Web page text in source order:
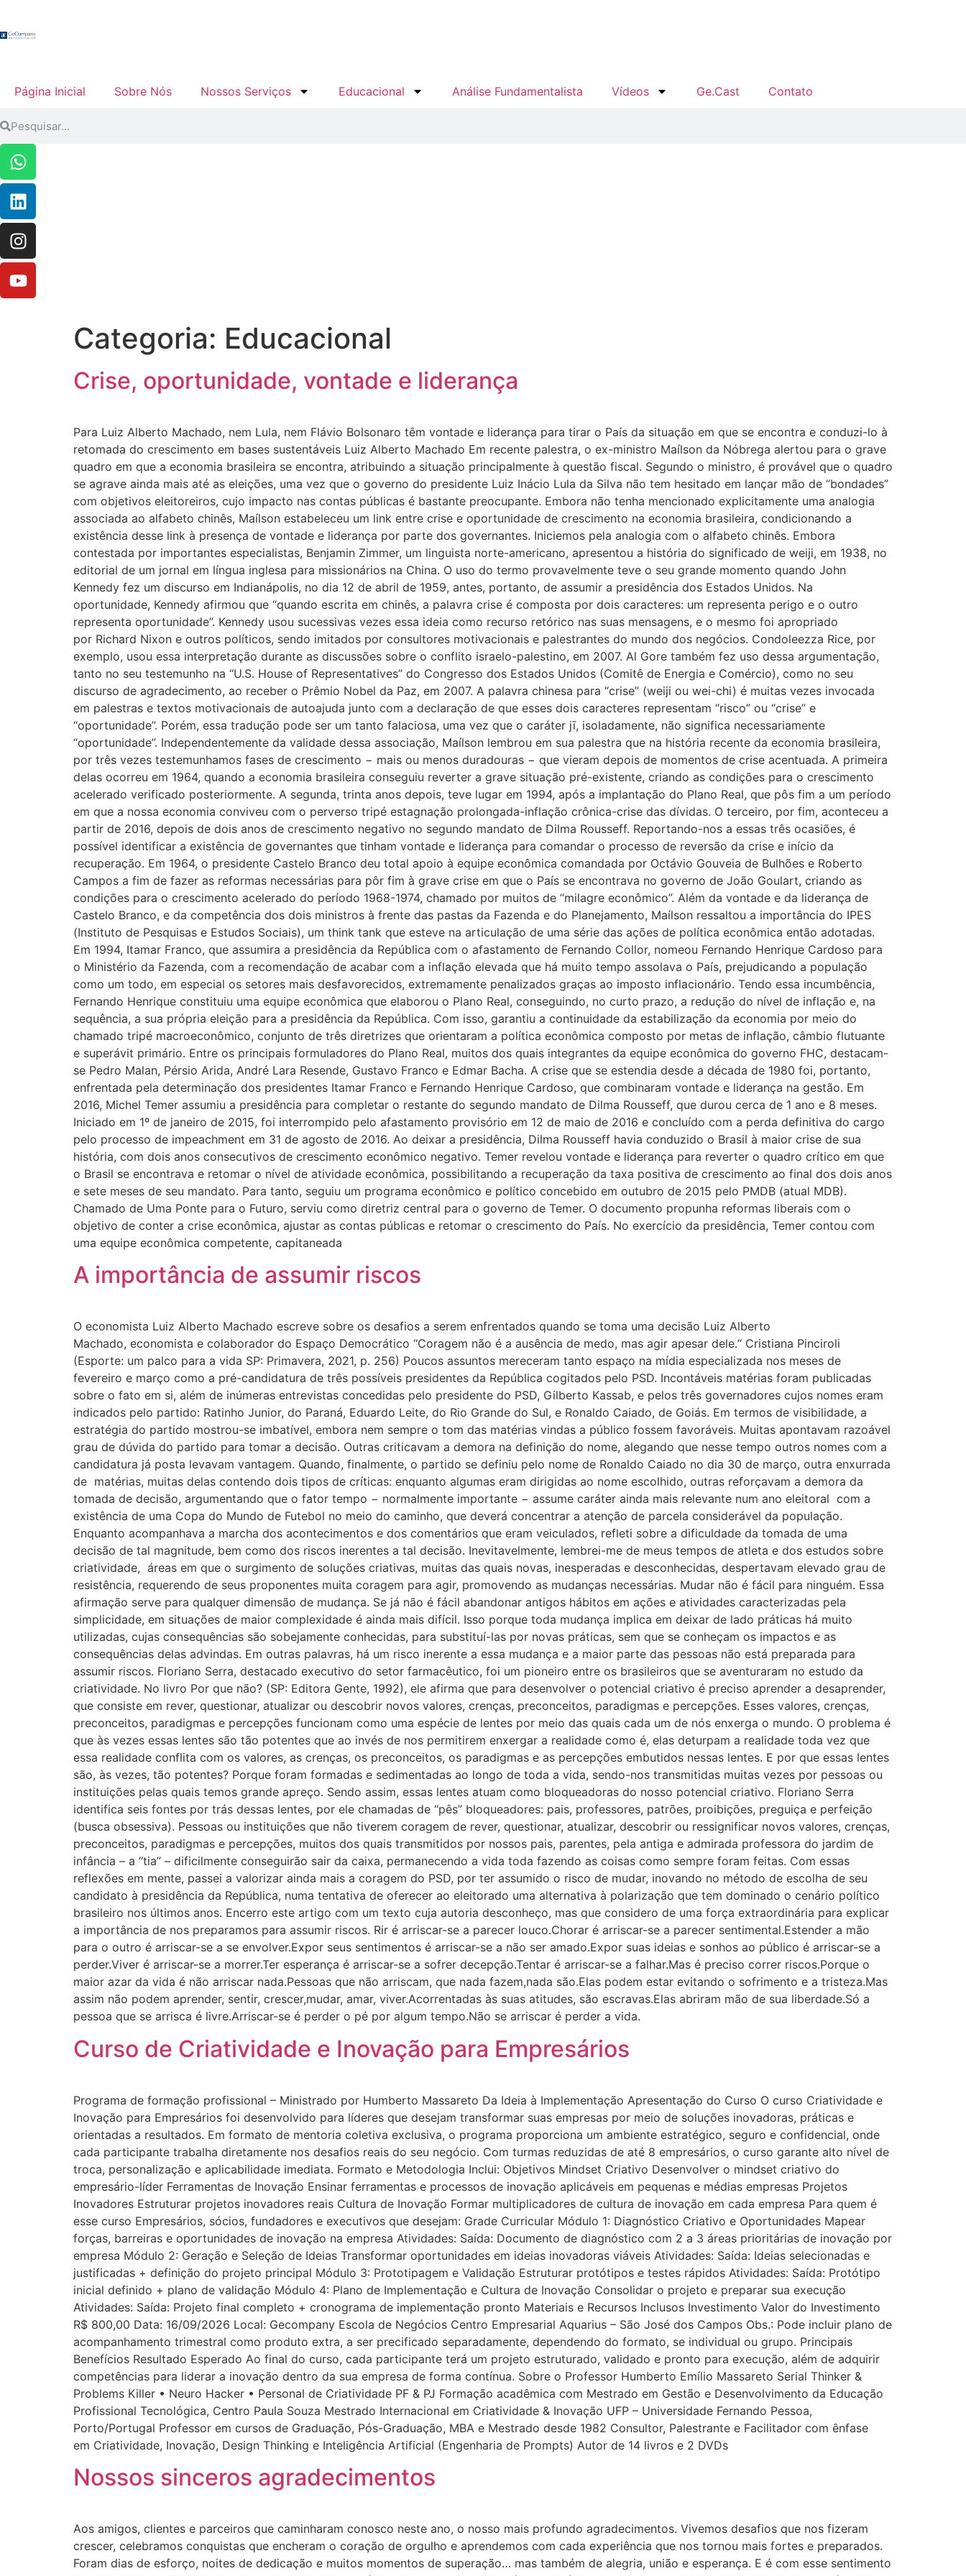
Página Inicial Sobre Nós Nossos Serviços Educacional Análise Fundamentalista Vídeos Ge.Cast Contato
Categoria: Educacional
Crise, oportunidade, vontade e liderança
Para Luiz Alberto Machado, nem Lula, nem Flávio Bolsonaro têm vontade e liderança para tirar o País da situação em que se encontra e conduzi-lo à
retomada do crescimento em bases sustentáveis Luiz Alberto Machado Em recente palestra, o ex-ministro Maílson da Nóbrega alertou para o grave
quadro em que a economia brasileira se encontra, atribuindo a situação principalmente à questão fiscal. Segundo o ministro, é provável que o quadro
se agrave ainda mais até as eleições, uma vez que o governo do presidente Luiz Inácio Lula da Silva não tem hesitado em lançar mão de “bondades”
com objetivos eleitoreiros, cujo impacto nas contas públicas é bastante preocupante. Embora não tenha mencionado explicitamente uma analogia
associada ao alfabeto chinês, Maílson estabeleceu um link entre crise e oportunidade de crescimento na economia brasileira, condicionando a
existência desse link à presença de vontade e liderança por parte dos governantes. Iniciemos pela analogia com o alfabeto chinês. Embora
contestada por importantes especialistas, Benjamin Zimmer, um linguista norte-americano, apresentou a história do significado de weiji, em 1938, no
editorial de um jornal em língua inglesa para missionários na China. O uso do termo provavelmente teve o seu grande momento quando John
Kennedy fez um discurso em Indianápolis, no dia 12 de abril de 1959, antes, portanto, de assumir a presidência dos Estados Unidos. Na
oportunidade, Kennedy afirmou que “quando escrita em chinês, a palavra crise é composta por dois caracteres: um representa perigo e o outro
representa oportunidade”. Kennedy usou sucessivas vezes essa ideia como recurso retórico nas suas mensagens, e o mesmo foi apropriado
por Richard Nixon e outros políticos, sendo imitados por consultores motivacionais e palestrantes do mundo dos negócios. Condoleezza Rice, por
exemplo, usou essa interpretação durante as discussões sobre o conflito israelo-palestino, em 2007. Al Gore também fez uso dessa argumentação,
tanto no seu testemunho na “U.S. House of Representatives” do Congresso dos Estados Unidos (Comitê de Energia e Comércio), como no seu
discurso de agradecimento, ao receber o Prêmio Nobel da Paz, em 2007. A palavra chinesa para “crise” (weiji ou wei-chi) é muitas vezes invocada
em palestras e textos motivacionais de autoajuda junto com a declaração de que esses dois caracteres representam “risco” ou “crise” e
“oportunidade”. Porém, essa tradução pode ser um tanto falaciosa, uma vez que o caráter jī, isoladamente, não significa necessariamente
“oportunidade”. Independentemente da validade dessa associação, Maílson lembrou em sua palestra que na história recente da economia brasileira,
por três vezes testemunhamos fases de crescimento − mais ou menos duradouras − que vieram depois de momentos de crise acentuada. A primeira
delas ocorreu em 1964, quando a economia brasileira conseguiu reverter a grave situação pré-existente, criando as condições para o crescimento
acelerado verificado posteriormente. A segunda, trinta anos depois, teve lugar em 1994, após a implantação do Plano Real, que pôs fim a um período
em que a nossa economia conviveu com o perverso tripé estagnação prolongada-inflação crônica-crise das dívidas. O terceiro, por fim, aconteceu a
partir de 2016, depois de dois anos de crescimento negativo no segundo mandato de Dilma Rousseff. Reportando-nos a essas três ocasiões, é
possível identificar a existência de governantes que tinham vontade e liderança para comandar o processo de reversão da crise e início da
recuperação. Em 1964, o presidente Castelo Branco deu total apoio à equipe econômica comandada por Octávio Gouveia de Bulhões e Roberto
Campos a fim de fazer as reformas necessárias para pôr fim à grave crise em que o País se encontrava no governo de João Goulart, criando as
condições para o crescimento acelerado do período 1968-1974, chamado por muitos de “milagre econômico”. Além da vontade e da liderança de
Castelo Branco, e da competência dos dois ministros à frente das pastas da Fazenda e do Planejamento, Maílson ressaltou a importância do IPES
(Instituto de Pesquisas e Estudos Sociais), um think tank que esteve na articulação de uma série das ações de política econômica então adotadas.
Em 1994, Itamar Franco, que assumira a presidência da República com o afastamento de Fernando Collor, nomeou Fernando Henrique Cardoso para
o Ministério da Fazenda, com a recomendação de acabar com a inflação elevada que há muito tempo assolava o País, prejudicando a população
como um todo, em especial os setores mais desfavorecidos, extremamente penalizados graças ao imposto inflacionário. Tendo essa incumbência,
Fernando Henrique constituiu uma equipe econômica que elaborou o Plano Real, conseguindo, no curto prazo, a redução do nível de inflação e, na
sequência, a sua própria eleição para a presidência da República. Com isso, garantiu a continuidade da estabilização da economia por meio do
chamado tripé macroeconômico, conjunto de três diretrizes que orientaram a política econômica composto por metas de inflação, câmbio flutuante
e superávit primário. Entre os principais formuladores do Plano Real, muitos dos quais integrantes da equipe econômica do governo FHC, destacam-
se Pedro Malan, Pérsio Arida, André Lara Resende, Gustavo Franco e Edmar Bacha. A crise que se estendia desde a década de 1980 foi, portanto,
enfrentada pela determinação dos presidentes Itamar Franco e Fernando Henrique Cardoso, que combinaram vontade e liderança na gestão. Em
2016, Michel Temer assumiu a presidência para completar o restante do segundo mandato de Dilma Rousseff, que durou cerca de 1 ano e 8 meses.
Iniciado em 1º de janeiro de 2015, foi interrompido pelo afastamento provisório em 12 de maio de 2016 e concluído com a perda definitiva do cargo
pelo processo de impeachment em 31 de agosto de 2016. Ao deixar a presidência, Dilma Rousseff havia conduzido o Brasil à maior crise de sua
história, com dois anos consecutivos de crescimento econômico negativo. Temer revelou vontade e liderança para reverter o quadro crítico em que
o Brasil se encontrava e retomar o nível de atividade econômica, possibilitando a recuperação da taxa positiva de crescimento ao final dos dois anos
e sete meses de seu mandato. Para tanto, seguiu um programa econômico e político concebido em outubro de 2015 pelo PMDB (atual MDB).
Chamado de Uma Ponte para o Futuro, serviu como diretriz central para o governo de Temer. O documento propunha reformas liberais com o
objetivo de conter a crise econômica, ajustar as contas públicas e retomar o crescimento do País. No exercício da presidência, Temer contou com
uma equipe econômica competente, capitaneada
A importância de assumir riscos
O economista Luiz Alberto Machado escreve sobre os desafios a serem enfrentados quando se toma uma decisão Luiz Alberto
Machado, economista e colaborador do Espaço Democrático “Coragem não é a ausência de medo, mas agir apesar dele.“ Cristiana Pinciroli
(Esporte: um palco para a vida SP: Primavera, 2021, p. 256) Poucos assuntos mereceram tanto espaço na mídia especializada nos meses de
fevereiro e março como a pré-candidatura de três possíveis presidentes da República cogitados pelo PSD. Incontáveis matérias foram publicadas
sobre o fato em si, além de inúmeras entrevistas concedidas pelo presidente do PSD, Gilberto Kassab, e pelos três governadores cujos nomes eram
indicados pelo partido: Ratinho Junior, do Paraná, Eduardo Leite, do Rio Grande do Sul, e Ronaldo Caiado, de Goiás. Em termos de visibilidade, a
estratégia do partido mostrou-se imbatível, embora nem sempre o tom das matérias vindas a público fossem favoráveis. Muitas apontavam razoável
grau de dúvida do partido para tomar a decisão. Outras criticavam a demora na definição do nome, alegando que nesse tempo outros nomes com a
candidatura já posta levavam vantagem. Quando, finalmente, o partido se definiu pelo nome de Ronaldo Caiado no dia 30 de março, outra enxurrada
de matérias, muitas delas contendo dois tipos de críticas: enquanto algumas eram dirigidas ao nome escolhido, outras reforçavam a demora da
tomada de decisão, argumentando que o fator tempo − normalmente importante − assume caráter ainda mais relevante num ano eleitoral com a
existência de uma Copa do Mundo de Futebol no meio do caminho, que deverá concentrar a atenção de parcela considerável da população.
Enquanto acompanhava a marcha dos acontecimentos e dos comentários que eram veiculados, refleti sobre a dificuldade da tomada de uma
decisão de tal magnitude, bem como dos riscos inerentes a tal decisão. Inevitavelmente, lembrei-me de meus tempos de atleta e dos estudos sobre
criatividade, áreas em que o surgimento de soluções criativas, muitas das quais novas, inesperadas e desconhecidas, despertavam elevado grau de
resistência, requerendo de seus proponentes muita coragem para agir, promovendo as mudanças necessárias. Mudar não é fácil para ninguém. Essa
afirmação serve para qualquer dimensão de mudança. Se já não é fácil abandonar antigos hábitos em ações e atividades caracterizadas pela
simplicidade, em situações de maior complexidade é ainda mais difícil. Isso porque toda mudança implica em deixar de lado práticas há muito
utilizadas, cujas consequências são sobejamente conhecidas, para substituí-las por novas práticas, sem que se conheçam os impactos e as
consequências delas advindas. Em outras palavras, há um risco inerente a essa mudança e a maior parte das pessoas não está preparada para
assumir riscos. Floriano Serra, destacado executivo do setor farmacêutico, foi um pioneiro entre os brasileiros que se aventuraram no estudo da
criatividade. No livro Por que não? (SP: Editora Gente, 1992), ele afirma que para desenvolver o potencial criativo é preciso aprender a desaprender,
que consiste em rever, questionar, atualizar ou descobrir novos valores, crenças, preconceitos, paradigmas e percepções. Esses valores, crenças,
preconceitos, paradigmas e percepções funcionam como uma espécie de lentes por meio das quais cada um de nós enxerga o mundo. O problema é
que às vezes essas lentes são tão potentes que ao invés de nos permitirem enxergar a realidade como é, elas deturpam a realidade toda vez que
essa realidade conflita com os valores, as crenças, os preconceitos, os paradigmas e as percepções embutidos nessas lentes. E por que essas lentes
são, às vezes, tão potentes? Porque foram formadas e sedimentadas ao longo de toda a vida, sendo-nos transmitidas muitas vezes por pessoas ou
instituições pelas quais temos grande apreço. Sendo assim, essas lentes atuam como bloqueadoras do nosso potencial criativo. Floriano Serra
identifica seis fontes por trás dessas lentes, por ele chamadas de “pês” bloqueadores: pais, professores, patrões, proibições, preguiça e perfeição
(busca obsessiva). Pessoas ou instituições que não tiverem coragem de rever, questionar, atualizar, descobrir ou ressignificar novos valores, crenças,
preconceitos, paradigmas e percepções, muitos dos quais transmitidos por nossos pais, parentes, pela antiga e admirada professora do jardim de
infância – a “tia” – dificilmente conseguirão sair da caixa, permanecendo a vida toda fazendo as coisas como sempre foram feitas. Com essas
reflexões em mente, passei a valorizar ainda mais a coragem do PSD, por ter assumido o risco de mudar, inovando no método de escolha de seu
candidato à presidência da República, numa tentativa de oferecer ao eleitorado uma alternativa à polarização que tem dominado o cenário político
brasileiro nos últimos anos. Encerro este artigo com um texto cuja autoria desconheço, mas que considero de uma força extraordinária para explicar
a importância de nos preparamos para assumir riscos. Rir é arriscar-se a parecer louco.Chorar é arriscar-se a parecer sentimental.Estender a mão
para o outro é arriscar-se a se envolver.Expor seus sentimentos é arriscar-se a não ser amado.Expor suas ideias e sonhos ao público é arriscar-se a
perder.Viver é arriscar-se a morrer.Ter esperança é arriscar-se a sofrer decepção.Tentar é arriscar-se a falhar.Mas é preciso correr riscos.Porque o
maior azar da vida é não arriscar nada.Pessoas que não arriscam, que nada fazem,nada são.Elas podem estar evitando o sofrimento e a tristeza.Mas
assim não podem aprender, sentir, crescer,mudar, amar, viver.Acorrentadas às suas atitudes, são escravas.Elas abriram mão de sua liberdade.Só a
pessoa que se arrisca é livre.Arriscar-se é perder o pé por algum tempo.Não se arriscar é perder a vida.
Curso de Criatividade e Inovação para Empresários
Programa de formação profissional – Ministrado por Humberto Massareto Da Ideia à Implementação Apresentação do Curso O curso Criatividade e
Inovação para Empresários foi desenvolvido para líderes que desejam transformar suas empresas por meio de soluções inovadoras, práticas e
orientadas a resultados. Em formato de mentoria coletiva exclusiva, o programa proporciona um ambiente estratégico, seguro e confidencial, onde
cada participante trabalha diretamente nos desafios reais do seu negócio. Com turmas reduzidas de até 8 empresários, o curso garante alto nível de
troca, personalização e aplicabilidade imediata. Formato e Metodologia Inclui: Objetivos Mindset Criativo Desenvolver o mindset criativo do
empresário-líder Ferramentas de Inovação Ensinar ferramentas e processos de inovação aplicáveis em pequenas e médias empresas Projetos
Inovadores Estruturar projetos inovadores reais Cultura de Inovação Formar multiplicadores de cultura de inovação em cada empresa Para quem é
esse curso Empresários, sócios, fundadores e executivos que desejam: Grade Curricular Módulo 1: Diagnóstico Criativo e Oportunidades Mapear
forças, barreiras e oportunidades de inovação na empresa Atividades: Saída: Documento de diagnóstico com 2 a 3 áreas prioritárias de inovação por
empresa Módulo 2: Geração e Seleção de Ideias Transformar oportunidades em ideias inovadoras viáveis Atividades: Saída: Ideias selecionadas e
justificadas + definição do projeto principal Módulo 3: Prototipagem e Validação Estruturar protótipos e testes rápidos Atividades: Saída: Protótipo
inicial definido + plano de validação Módulo 4: Plano de Implementação e Cultura de Inovação Consolidar o projeto e preparar sua execução
Atividades: Saída: Projeto final completo + cronograma de implementação pronto Materiais e Recursos Inclusos Investimento Valor do Investimento
R$ 800,00 Data: 16/09/2026 Local: Gecompany Escola de Negócios Centro Empresarial Aquarius – São José dos Campos Obs.: Pode incluir plano de
acompanhamento trimestral como produto extra, a ser precificado separadamente, dependendo do formato, se individual ou grupo. Principais
Benefícios Resultado Esperado Ao final do curso, cada participante terá um projeto estruturado, validado e pronto para execução, além de adquirir
competências para liderar a inovação dentro da sua empresa de forma contínua. Sobre o Professor Humberto Emílio Massareto Serial Thinker &
Problems Killer • Neuro Hacker • Personal de Criatividade PF & PJ Formação acadêmica com Mestrado em Gestão e Desenvolvimento da Educação
Profissional Tecnológica, Centro Paula Souza Mestrado Internacional em Criatividade & Inovação UFP – Universidade Fernando Pessoa,
Porto/Portugal Professor em cursos de Graduação, Pós-Graduação, MBA e Mestrado desde 1982 Consultor, Palestrante e Facilitador com ênfase
em Criatividade, Inovação, Design Thinking e Inteligência Artificial (Engenharia de Prompts) Autor de 14 livros e 2 DVDs
Nossos sinceros agradecimentos
Aos amigos, clientes e parceiros que caminharam conosco neste ano, o nosso mais profundo agradecimentos. Vivemos desafios que nos fizeram
crescer, celebramos conquistas que encheram o coração de orgulho e aprendemos com cada experiência que nos tornou mais fortes e preparados.
Foram dias de esforço, noites de dedicação e muitos momentos de superação… mas também de alegria, união e esperança. E é com esse sentimento